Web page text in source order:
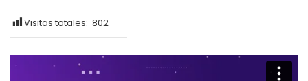
Visitas totales: 802